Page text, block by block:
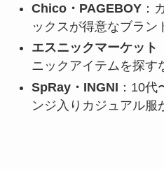
Chico・PAGEBOY：
ックスが得意なブラン
エスニックマーケット
ニックアイテムを探す
SpRay・INGNI ：10
ンジ入りカジュアル服